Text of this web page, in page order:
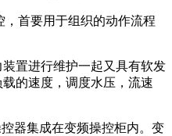
首要用于组织的动作流程
置进行维护一起又具有软发
的速度，调度水压，流速
集成在变频操控柜内。变